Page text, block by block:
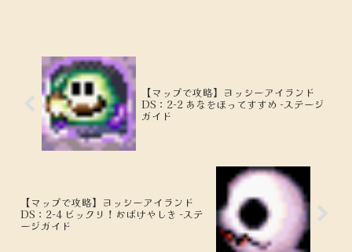
【マップで攻略】ヨッシーアイランド
DS：2-2 あなをほってすすめ -ステージ
ガイド
【マップで攻略】ヨッシーアイランド
DS：2-4 ビックリ！おばけやしき -ステ
ージガイド